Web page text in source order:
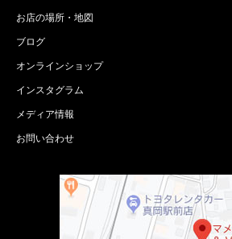
お店の場所・地図
ブログ
オンラインショップ
インスタグラム
メディア情報
お問い合わせ